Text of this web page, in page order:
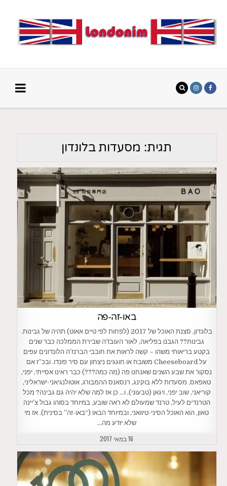
תגית: מסעדות בלונדון
באו-זה-פה
בלונדון, סצנת האוכל של 2017 (לפחות לפי טיים אאוט) תהיה של גבינות.
גבינות?? הגבנו בפליאה, לאור העובדה שבירת הממלכה כבר שנים
בקטע בריאותי משהו – קשה לראות את חובבי הברנז’ה הלונדונים עפים
על Cheeseboard משובח או חוגגים ניצחון עם סיר פונדו. ובכ”ז אם
נסקור את שבע השנים שאנחנו פה (מה כמה???) כבר ראינו אסייתי, יפני,
טאפאס, מסעדות ללא בוקינג, רנסאנס ההמבורג, אוטולנגיאני-ישראליני,
קוריאני, שוב יפני, ויגאן (טבעוני), ו… כן אז למה שלא יהיה גם גבינה? מכל
הטרנדים לעיל, טרנד שמעולם לא ראה שובע, במיוחד בסוהו גבול צ’יינה
טאון, הוא האוכל הסיני-טיוואני, ובמיוחד הבאו (“באו-זה” בסינית). אז מי
שלא יודע מה…
16 במאי 2017